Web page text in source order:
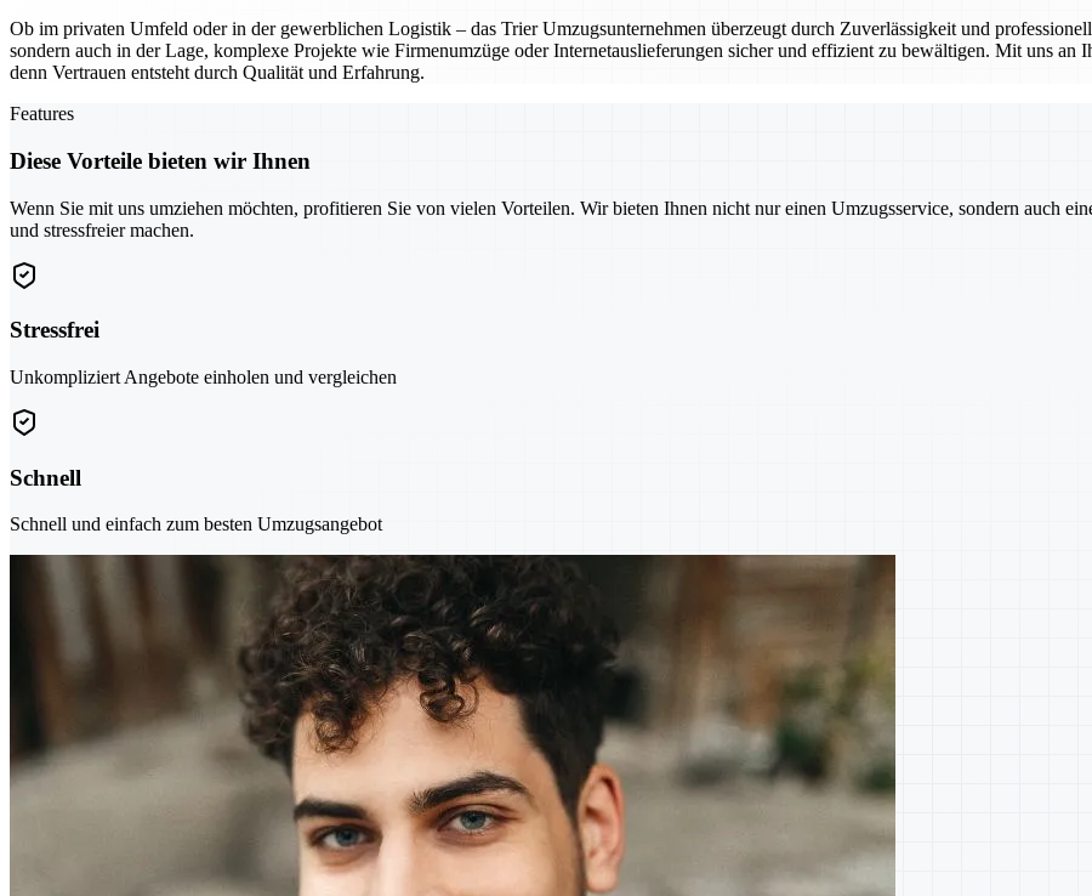
Ob im privaten Umfeld oder in der gewerblichen Logistik – das Trier Umzugsunternehmen überzeugt durch Zuverlässigkeit und
sondern auch in der Lage, komplexe Projekte wie Firmenumzüge oder Internetauslieferungen sicher und effizient zu bewältigen. Mit uns an
denn Vertrauen entsteht durch Qualität und Erfahrung.
Features
Diese Vorteile bieten wir Ihnen
Wenn Sie mit uns umziehen möchten, profitieren Sie von vielen Vorteilen. Wir bieten Ihnen nicht nur einen Umzugsservice, sondern auch
und stressfreier machen.
Stressfrei
Unkompliziert Angebote einholen und vergleichen
Schnell
Schnell und einfach zum besten Umzugsangebot